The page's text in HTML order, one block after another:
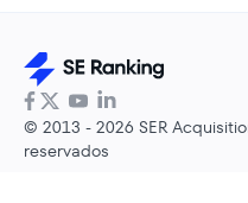
© 2013 - 2026 SER
reservados